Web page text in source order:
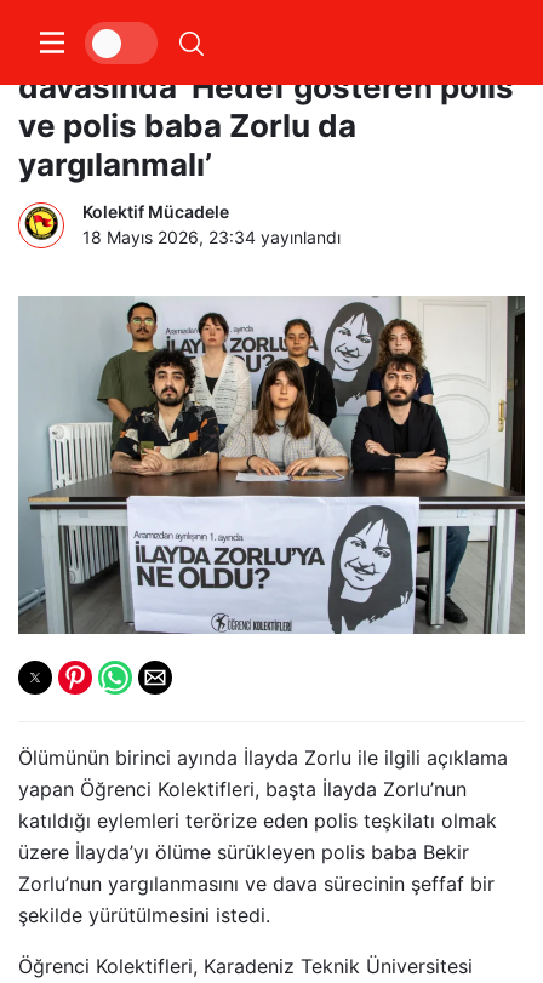
Öğrenci Kolektifleri İlayda Zorlu
davasında ‘Hedef gösteren polis
ve polis baba Zorlu da
yargılanmalı’
Kolektif Mücadele
18 Mayıs 2026, 23:34 yayınlandı
Ölümünün birinci ayında İlayda Zorlu ile ilgili açıklama
yapan Öğrenci Kolektifleri, başta İlayda Zorlu’nun
katıldığı eylemleri terörize eden polis teşkilatı olmak
üzere İlayda’yı ölüme sürükleyen polis baba Bekir
Zorlu’nun yargılanmasını ve dava sürecinin şeffaf bir
şekilde yürütülmesini istedi.
Öğrenci Kolektifleri, Karadeniz Teknik Üniversitesi